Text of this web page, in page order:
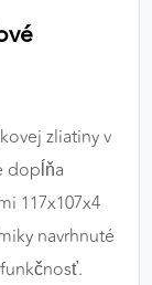
zliatiny v
dopĺňa
117x107x4
navrhnuté